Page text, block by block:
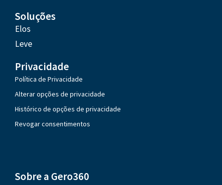
Soluções
Elos
Leve
Privacidade
Política de Privacidade
Alterar opções de privacidade
Histórico de opções de privacidade
Revogar consentimentos
Sobre a Gero360